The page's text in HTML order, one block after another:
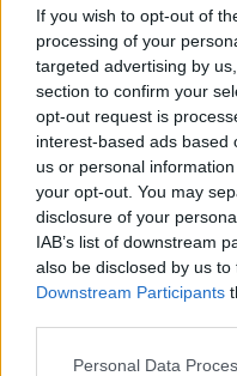
If you wish to opt-out of
processing of your
targeted advertising by
section to confirm your
opt-out request is
interest-based ads based
us or personal
your opt-out. You may
disclosure of your
IAB’s list of downstream
also be disclosed by us
Downstream Participants
Personal Data
LEGNANO Processo
Lazzarini ricorrono in
LEGNANOInchiesta
carico di Flavio Arensi
LEGNANO
Processo
Lazzarini agivano per
LEGNANO
Processo
Cozzi e Lazzarini
“Piazza Pulita” a
indagati a piede libero
LEGNANOEnnesimo
luglio l’udienza
PIÙ INFORMAZIONI SU